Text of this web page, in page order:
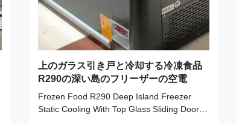
上のガラス引き戸と冷却する冷凍食品
R290の深い島のフリーザーの空電
Frozen Food R290 Deep Island Freezer
Static Cooling With Top Glass Sliding Door